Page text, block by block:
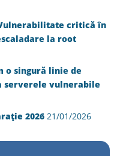
Vulnerabilitate critică în
la root
o singură linie de
serverele vulnerabile
2026 21/01/2026